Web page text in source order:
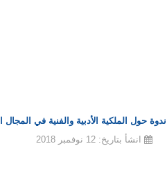
ندوة حول الملكية الأدبية والفنية في
انشأ بتاريخ: 12 نوفمبر 2018